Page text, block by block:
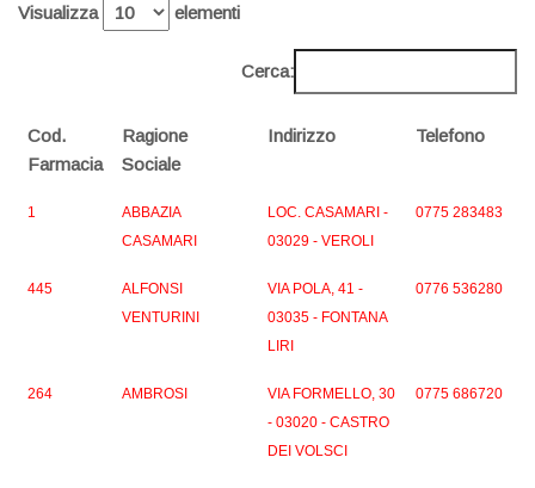
Visualizza elementi
Cerca:
Cod.
Farmacia
Ragione
Sociale
Indirizzo Telefono
1
ABBAZIA
CASAMARI
LOC. CASAMARI -
03029 - VEROLI
0775 283483
445
ALFONSI
VENTURINI
VIA POLA, 41 -
03035 - FONTANA
LIRI
0776 536280
264 AMBROSI
VIA FORMELLO, 30
- 03020 - CASTRO
DEI VOLSCI
0775 686720